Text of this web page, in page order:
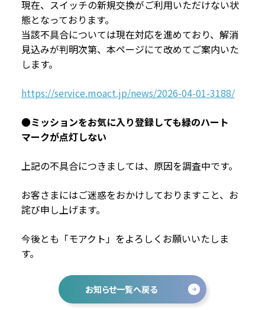
現在、スイッチの新規交換がご利用いただけない状
態となっております。
当該不具合については現在対応を進めており、解消
見込みが判明次第、本ページにて改めてご案内いた
します。
https://service.moact.jp/news/2026-04-01-3188/
●ミッションをお気に入り登録しても緑のハート
マークが点灯しない
上記の不具合につきましては、原因を調査中です。
お客さまにはご迷惑をおかけしておりますこと、お
詫び申し上げます。
今後とも「モアクト」をよろしくお願いいたしま
す。
お知らせ一覧へ戻る